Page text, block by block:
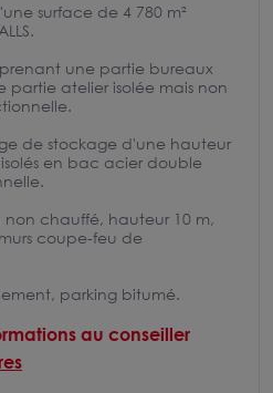
surface de 4 780 m²
une partie bureaux
partie atelier isolée mais non
de stockage d'une hauteur
en bac acier double
non chauffé, hauteur 10 m,
coupe-feu de
parking bitumé.
au conseiller